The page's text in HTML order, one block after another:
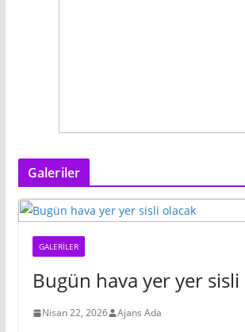
Galeriler
GALERILER
Bugün hava yer yer sisli
Nisan 22, 2026 Ajans Ada